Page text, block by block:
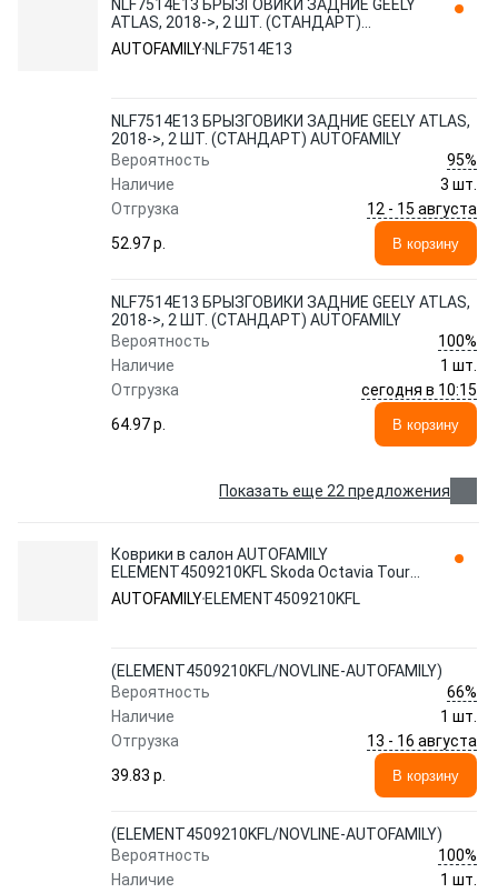
NLF7514E13 БРЫЗГОВИКИ ЗАДНИЕ GEELY
ATLAS, 2018->, 2 ШТ. (СТАНДАРТ)
AUTOFAMILY
AUTOFAMILY NLF7514E13
NLF7514E13 БРЫЗГОВИКИ ЗАДНИЕ GEELY ATLAS,
2018->, 2 ШТ. (СТАНДАРТ) AUTOFAMILY
Вероятность
95%
Наличие
3 шт.
Отгрузка
12 - 15 августа
52.97 p.
В корзину
NLF7514E13 БРЫЗГОВИКИ ЗАДНИЕ GEELY ATLAS,
2018->, 2 ШТ. (СТАНДАРТ) AUTOFAMILY
Вероятность
100%
Наличие
1 шт.
Отгрузка
сегодня в 10:15
64.97 p.
В корзину
Показать еще 22 предложения
Коврики в салон AUTOFAMILY
ELEMENT4509210KFL Skoda Octavia Tour
1996-2010 1 шт., черный
AUTOFAMILY ELEMENT4509210KFL
(ELEMENT4509210KFL/NOVLINE-AUTOFAMILY)
Вероятность
66%
Наличие
1 шт.
Отгрузка
13 - 16 августа
39.83 p.
В корзину
(ELEMENT4509210KFL/NOVLINE-AUTOFAMILY)
Вероятность
100%
Наличие
1 шт.